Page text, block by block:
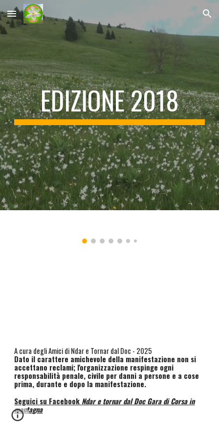
Skip to main content Skip to navigation
EDIZIONE 2018
A cura degli Amici di Ndar e Tornar dal Doc - 2025
Dato il carattere amichevole della manifestazione non si
accettano reclami; l'organizzazione respinge ogni
responsabilità penale, civile per danni a persone e a cose
prima, durante e dopo la manifestazione.
Seguici su Facebook Ndar e tornar dal Doc Gara di Corsa in
montagna